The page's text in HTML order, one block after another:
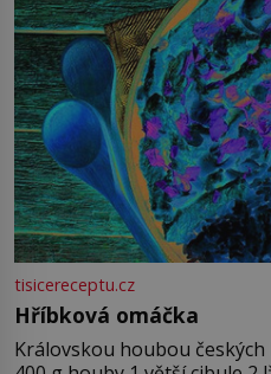
tisicereceptu.cz
Hříbková omáčka
Královskou houbou českých lesů